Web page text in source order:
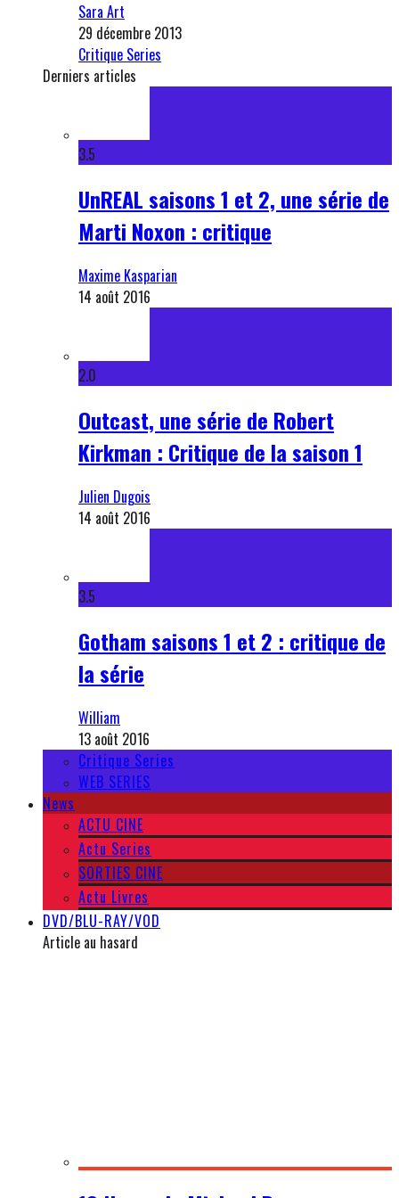
Sara Art
29 décembre 2013
Critique Series
Derniers articles
3.5
UnREAL saisons 1 et 2, une série de
Marti Noxon : critique
Maxime Kasparian
14 août 2016
2.0
Outcast, une série de Robert
Kirkman : Critique de la saison 1
Julien Dugois
14 août 2016
3.5
Gotham saisons 1 et 2 : critique de
la série
William
13 août 2016
Critique Series
WEB SERIES
News
ACTU CINE
Actu Series
SORTIES CINE
Actu Livres
DVD/BLU-RAY/VOD
Article au hasard